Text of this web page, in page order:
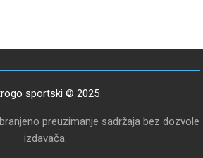
sportski © 2025
preuzimanje sadržaja bez dozvole
izdavača.